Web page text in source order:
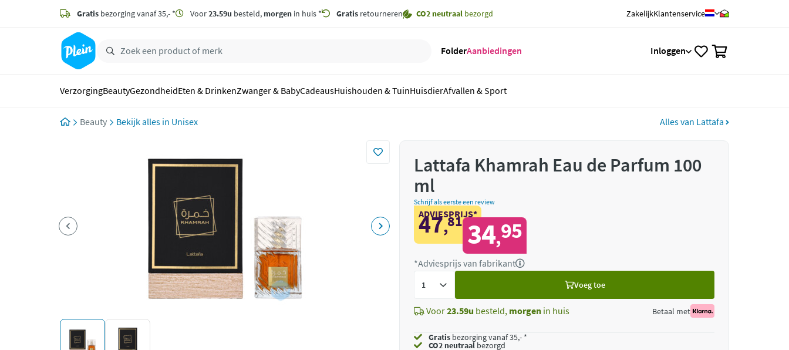
zoeken
hoofdinhoud
Gratis bezorging vanaf 35,- * Voor23.59u besteld, morgen in huis * Gratis retourneren CO2 neutraal bezorgd ZakelijkKlantenservice
FolderAanbiedingen Inloggen
VerzorgingBeautyGezondheidEten & DrinkenZwanger & BabyCadeausHuishouden & TuinHuisdierAfvallen & Sport
Beauty Unisex Alles van Lattafa
Lattafa Khamrah Eau de Parfum 100
ml
Schrijf als eerste een review
ADVIESPRIJS*
47,81 34,95
*Adviesprijs van fabrikant
Voeg toe
Voor23.59u besteld, morgen in huis Betaal met
Gratis bezorging vanaf 35,- *
CO2 neutraalbezorgd